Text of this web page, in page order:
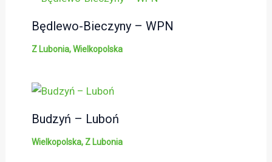
Będlewo-Bieczyny – WPN
Z Lubonia,Wielkopolska
Budzyń – Luboń
Wielkopolska, Z Lubonia